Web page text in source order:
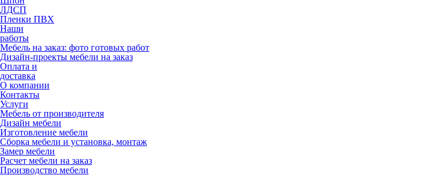
ЛДСП
Пленки ПВХ
Наши
работы
Мебель на заказ: фото готовых работ
Дизайн-проекты мебели на заказ
Оплата и
доставка
О компании
Контакты
Услуги
Мебель от производителя
Дизайн мебели
Изготовление мебели
Сборка мебели и установка, монтаж
Замер мебели
Расчет мебели на заказ
Производство мебели